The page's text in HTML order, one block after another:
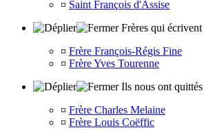
¤ Saint François d'Assise
Frères qui écrivent
¤ Frère François-Régis Fine
¤ Frère Yves Tourenne
Ils nous ont quittés
¤ Frère Charles Melaine
¤ Frère Louis Coëffic